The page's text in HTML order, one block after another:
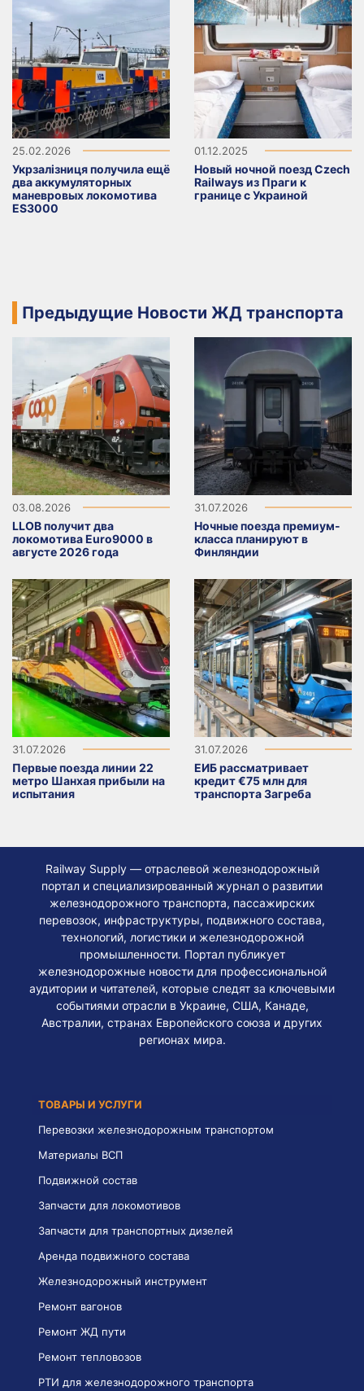
25.02.2026
Укрзалізниця получила ещё
два аккумуляторных
маневровых локомотива
ES3000
01.12.2025
Новый ночной поезд Czech
Railways из Праги к
границе с Украиной
Предыдущие Новости ЖД транспорта
03.08.2026
LLOB получит два
локомотива Euro9000 в
августе 2026 года
31.07.2026
Ночные поезда премиум-
класса планируют в
Финляндии
31.07.2026
Первые поезда линии 22
метро Шанхая прибыли на
испытания
31.07.2026
ЕИБ рассматривает
кредит €75 млн для
транспорта Загреба
Railway Supply — отраслевой железнодорожный
портал и специализированный журнал о развитии
железнодорожного транспорта, пассажирских
перевозок, инфраструктуры, подвижного состава,
технологий, логистики и железнодорожной
промышленности. Портал публикует
железнодорожные новости для профессиональной
аудитории и читателей, которые следят за ключевыми
событиями отрасли в Украине, США, Канаде,
Австралии, странах Европейского союза и других
регионах мира.
ТОВАРЫ И УСЛУГИ
Перевозки железнодорожным транспортом
Материалы ВСП
Подвижной состав
Запчасти для локомотивов
Запчасти для транспортных дизелей
Аренда подвижного состава
Железнодорожный инструмент
Ремонт вагонов
Ремонт ЖД пути
Ремонт тепловозов
РТИ для железнодорожного транспорта